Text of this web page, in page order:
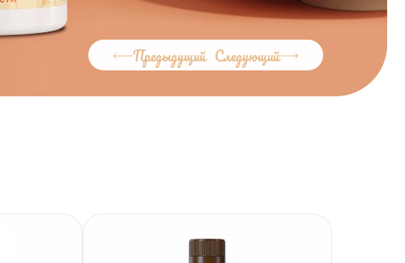
Предыдущий Следующий